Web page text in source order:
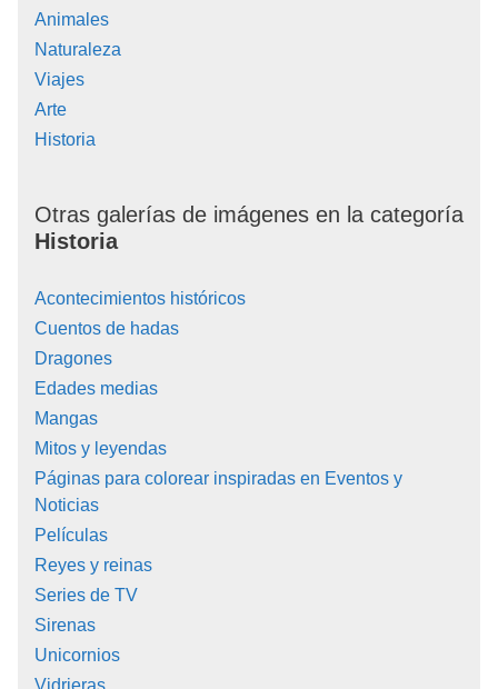
Animales
Naturaleza
Viajes
Arte
Historia
Otras galerías de imágenes en la categoría
Historia
Acontecimientos históricos
Cuentos de hadas
Dragones
Edades medias
Mangas
Mitos y leyendas
Páginas para colorear inspiradas en Eventos y
Noticias
Películas
Reyes y reinas
Series de TV
Sirenas
Unicornios
Vidrieras